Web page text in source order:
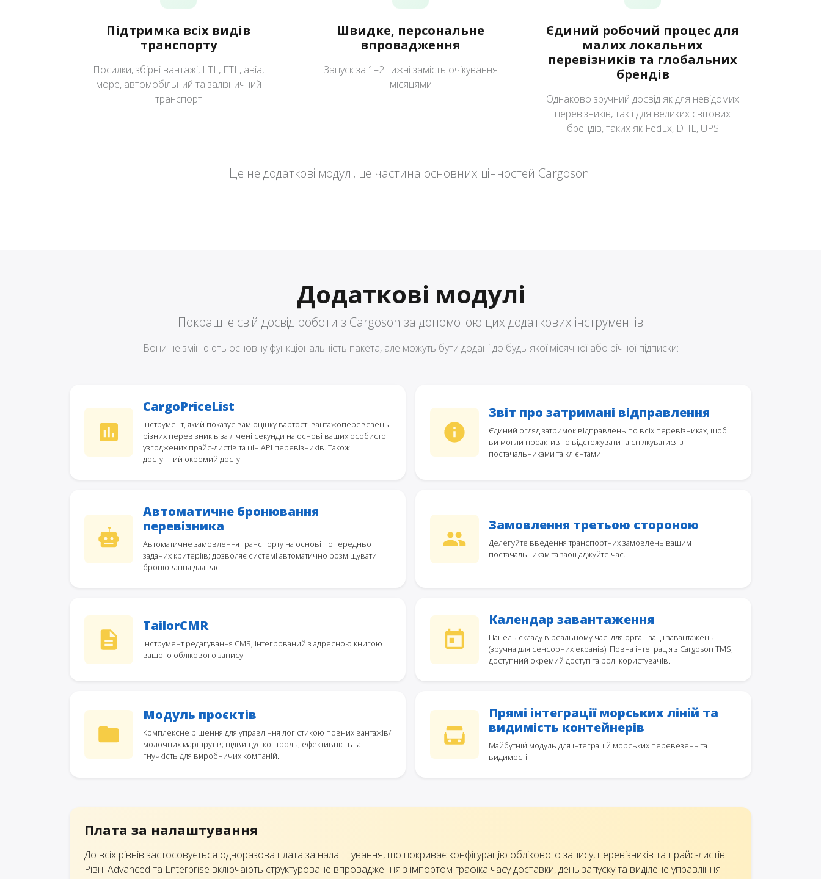
Підтримка всіх видів
транспорту
Посилки, збірні вантажі, LTL, FTL, авіа,
море, автомобільний та залізничний
транспорт
Швидке, персональне
впровадження
Запуск за 1–2 тижні замість очікування
місяцями
Єдиний робочий процес для
малих локальних
перевізників та глобальних
брендів
Однаково зручний досвід як для невідомих
перевізників, так і для великих світових
брендів, таких як FedEx, DHL, UPS
Це не додаткові модулі, це частина основних цінностей Cargoson.
Додаткові модулі
Покращте свій досвід роботи з Cargoson за допомогою цих додаткових інструментів
Вони не змінюють основну функціональність пакета, але можуть бути додані до будь-якої місячної або річної підписки:
CargoPriceList
Інструмент, який показує вам оцінку вартості вантажоперевезень
різних перевізників за лічені секунди на основі ваших особисто
узгоджених прайс-листів та цін API перевізників. Також
доступний окремий доступ.
Звіт про затримані відправлення
Єдиний огляд затримок відправлень по всіх перевізниках, щоб
ви могли проактивно відстежувати та спілкуватися з
постачальниками та клієнтами.
Автоматичне бронювання
перевізника
Автоматичне замовлення транспорту на основі попередньо
заданих критеріїв; дозволяє системі автоматично розміщувати
бронювання для вас.
Замовлення третьою стороною
Делегуйте введення транспортних замовлень вашим
постачальникам та заощаджуйте час.
TailorCMR
Інструмент редагування CMR, інтегрований з адресною книгою
вашого облікового запису.
Календар завантаження
Панель складу в реальному часі для організації завантажень
(зручна для сенсорних екранів). Повна інтеграція з Cargoson TMS,
доступний окремий доступ та ролі користувачів.
Модуль проєктів
Комплексне рішення для управління логістикою повних вантажів/
молочних маршрутів; підвищує контроль, ефективність та
гнучкість для виробничих компаній.
Прямі інтеграції морських ліній та
видимість контейнерів
Майбутній модуль для інтеграцій морських перевезень та
видимості.
Плата за налаштування
До всіх рівнів застосовується одноразова плата за налаштування, що покриває конфігурацію облікового запису, перевізників та прайс-листів.
Рівні Advanced та Enterprise включають структуроване впровадження з імпортом графіка часу доставки, день запуску та виділене управління